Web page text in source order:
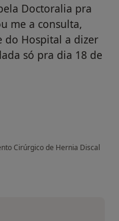
Doctoralia pra
me a consulta,
do Hospital a dizer
só pra dia 18 de
Cirúrgico de Hernia Discal